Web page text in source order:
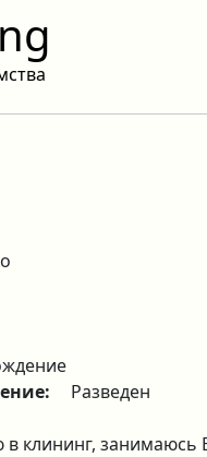
Разведен
в клининг,